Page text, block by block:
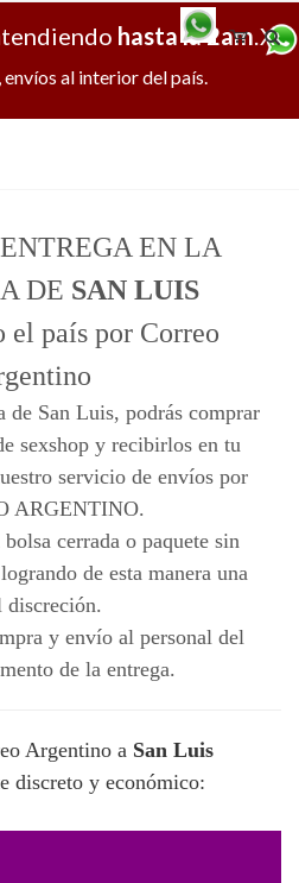
X
hasta la 2am.
envíos al interior del país.
EN LA
DE SAN LUIS
el país por Correo
San Luis, podrás comprar
sexshop y recibirlos en tu
servicio de envíos por
ARGENTINO.
cerrada o paquete sin
de esta manera una
discreción.
y envío al personal del
de la entrega.
Argentino a San Luis
discreto y económico: